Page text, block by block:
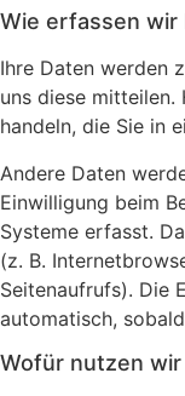
Wie erfassen wir
Ihre Daten werden
uns diese mitteilen.
handeln, die Sie in
Andere Daten
Einwilligung beim
Systeme erfasst.
(z. B.
Seitenaufrufs). Die
automatisch,
Wofür nutzen wir